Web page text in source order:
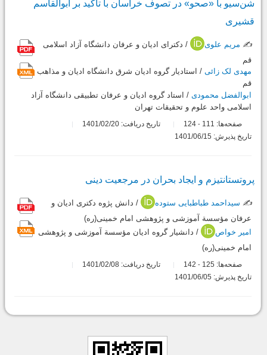
شن‌سیو با «صحو» در تصوف خراسان با تأکید بر ابوالقاسم
قشیری
✍️ مریم علوی
/ دکترای ادیان و عرفان دانشگاه آزاد اسلامی
قم
مهدی لک زائی / استادیار گروه ادیان شرق دانشگاه ادیان و مذاهب
قم
ابوالفضل محمودی / استاد گروه ادیان و عرفان تطبیقی دانشگاه آزاد
اسلامی واحد علوم و تحقیقات تهران
صفحه‌ها: 111
-
تاریخ دریافت: 1401/02/20
تاریخ پذیرش: 1401/06/15
پروتستانتیزم و ایجاد بحران در مرجعیت دینی
✍️ سیداحمد طباطبایی ستوده
/ دانش پژوه دکتری ادیان و
عرفان مؤسسة آموزشی و پژوهشی امام خمینی(ره)
امیر خواص
/ دانشیار گروه ادیان مؤسسة آموزشی و پژوهشی
امام خمینی(ره)
صفحه‌ها: 125
-
تاریخ دریافت: 1401/02/08
تاریخ پذیرش: 1401/06/05